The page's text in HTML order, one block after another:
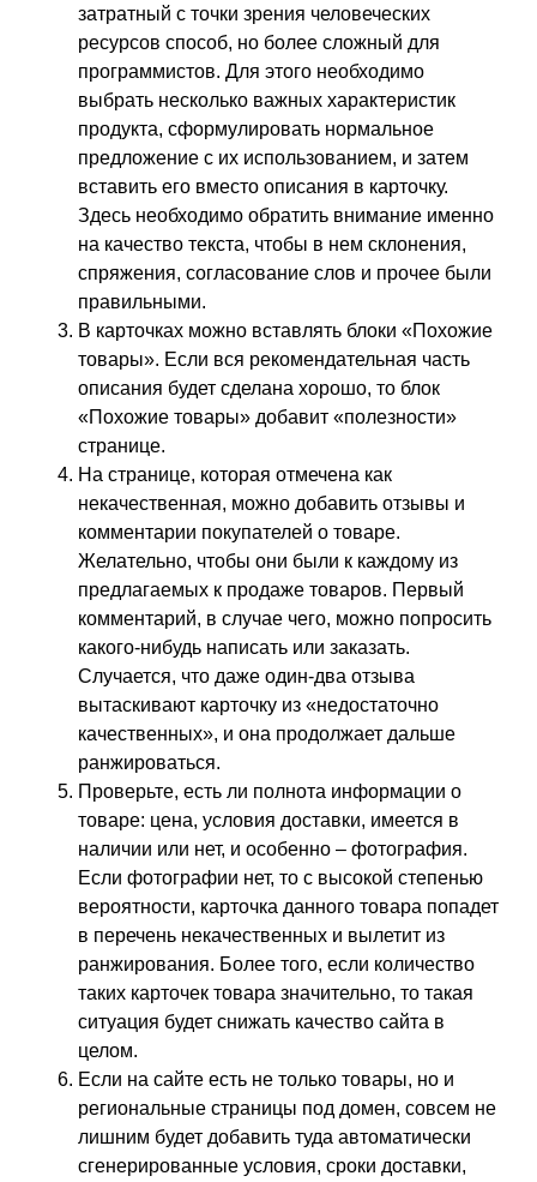
затратный с точки зрения человеческих
ресурсов способ, но более сложный для
программистов. Для этого необходимо
выбрать несколько важных характеристик
продукта, сформулировать нормальное
предложение с их использованием, и затем
вставить его вместо описания в карточку.
Здесь необходимо обратить внимание именно
на качество текста, чтобы в нем склонения,
спряжения, согласование слов и прочее были
правильными.
В карточках можно вставлять блоки «Похожие
товары». Если вся рекомендательная часть
описания будет сделана хорошо, то блок
«Похожие товары» добавит «полезности»
странице.
На странице, которая отмечена как
некачественная, можно добавить отзывы и
комментарии покупателей о товаре.
Желательно, чтобы они были к каждому из
предлагаемых к продаже товаров. Первый
комментарий, в случае чего, можно попросить
какого-нибудь написать или заказать.
Случается, что даже один-два отзыва
вытаскивают карточку из «недостаточно
качественных», и она продолжает дальше
ранжироваться.
Проверьте, есть ли полнота информации о
товаре: цена, условия доставки, имеется в
наличии или нет, и особенно – фотография.
Если фотографии нет, то с высокой степенью
вероятности, карточка данного товара попадет
в перечень некачественных и вылетит из
ранжирования. Более того, если количество
таких карточек товара значительно, то такая
ситуация будет снижать качество сайта в
целом.
Если на сайте есть не только товары, но и
региональные страницы под домен, совсем не
лишним будет добавить туда автоматически
сгенерированные условия, сроки доставки,